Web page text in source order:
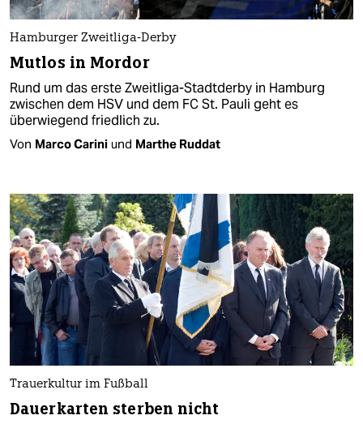
Hamburger Zweitliga-Derby
Mutlos in Mordor
Rund um das erste Zweitliga-Stadtderby in Hamburg
zwischen dem HSV und dem FC St. Pauli geht es
überwiegend friedlich zu.
Von Marco Carini und Marthe Ruddat
Trauerkultur im Fußball
Dauerkarten sterben nicht